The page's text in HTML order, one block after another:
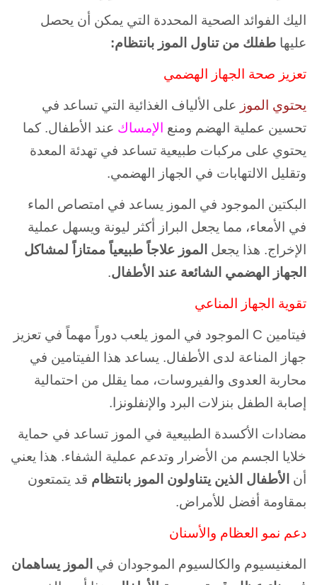
اليك الفوائد الصحية المحددة التي يمكن أن يحصل
عليها طفلك من تناول الموز بانتظام:
تعزيز صحة الجهاز الهضمي
يحتوي الموز على الألياف الغذائية التي تساعد في
تحسين عملية الهضم ومنع الإمساك عند الأطفال. كما
يحتوي على مركبات طبيعية تساعد في تهدئة المعدة
وتقليل الالتهابات في الجهاز الهضمي.
البكتين الموجود في الموز يساعد في امتصاص الماء
في الأمعاء، مما يجعل البراز أكثر ليونة ويسهل عملية
الإخراج. هذا يجعل الموز علاجاً طبيعياً ممتازاً لمشاكل
الجهاز الهضمي الشائعة عند الأطفال.
تقوية الجهاز المناعي
فيتامين C الموجود في الموز يلعب دوراً مهماً في تعزيز
جهاز المناعة لدى الأطفال. يساعد هذا الفيتامين في
محاربة العدوى والفيروسات، مما يقلل من احتمالية
إصابة الطفل بنزلات البرد والإنفلونزا.
مضادات الأكسدة الطبيعية في الموز تساعد في حماية
خلايا الجسم من الأضرار وتدعم عملية الشفاء. هذا يعني
أن الأطفال الذين يتناولون الموز بانتظام قد يتمتعون
بمقاومة أفضل للأمراض.
دعم نمو العظام والأسنان
المغنيسيوم والكالسيوم الموجودان في الموز يساهمان